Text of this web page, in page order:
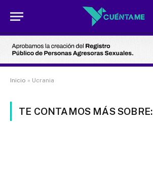
Inicio » Ucrania
TE CONTAMOS MÁS SOBRE: